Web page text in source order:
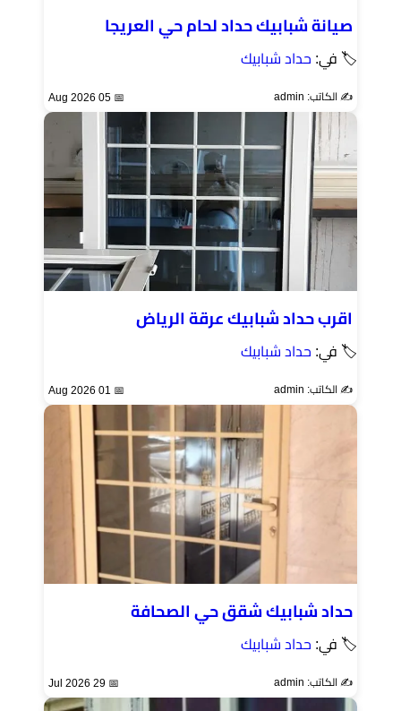
صيانة شبابيك حداد لحام حي العريجا
🏷 في: حداد شبابيك
✍️ الكاتب: admin 📅 05 Aug 2026
اقرب حداد شبابيك عرقة الرياض
🏷 في: حداد شبابيك
✍️ الكاتب: admin 📅 01 Aug 2026
حداد شبابيك شقق حي الصحافة
🏷 في: حداد شبابيك
✍️ الكاتب: admin 📅 29 Jul 2026